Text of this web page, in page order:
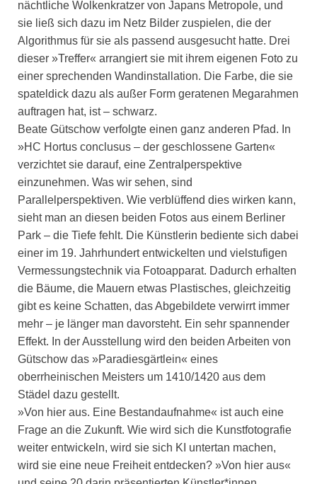
nächtliche Wolkenkratzer von Japans Metropole, und
sie ließ sich dazu im Netz Bilder zuspielen, die der
Algorithmus für sie als passend ausgesucht hatte. Drei
dieser »Treffer« arrangiert sie mit ihrem eigenen Foto zu
einer sprechenden Wandinstallation. Die Farbe, die sie
spateldick dazu als außer Form geratenen Megarahmen
auftragen hat, ist – schwarz.
Beate Gütschow verfolgte einen ganz anderen Pfad. In
»HC Hortus conclusus – der geschlossene Garten«
verzichtet sie darauf, eine Zentralperspektive
einzunehmen. Was wir sehen, sind
Parallelperspektiven. Wie verblüffend dies wirken kann,
sieht man an diesen beiden Fotos aus einem Berliner
Park – die Tiefe fehlt. Die Künstlerin bediente sich dabei
einer im 19. Jahrhundert entwickelten und vielstufigen
Vermessungstechnik via Fotoapparat. Dadurch erhalten
die Bäume, die Mauern etwas Plastisches, gleichzeitig
gibt es keine Schatten, das Abgebildete verwirrt immer
mehr – je länger man davorsteht. Ein sehr spannender
Effekt. In der Ausstellung wird den beiden Arbeiten von
Gütschow das »Paradiesgärtlein« eines
oberrheinischen Meisters um 1410/1420 aus dem
Städel dazu gestellt.
»Von hier aus. Eine Bestandaufnahme« ist auch eine
Frage an die Zukunft. Wie wird sich die Kunstfotografie
weiter entwickeln, wird sie sich KI untertan machen,
wird sie eine neue Freiheit entdecken? »Von hier aus«